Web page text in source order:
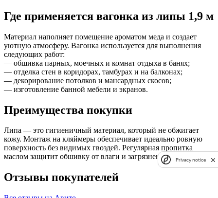
Где применяется вагонка из липы 1,9 м
Материал наполняет помещение ароматом меда и создает
уютную атмосферу. Вагонка используется для выполнения
следующих работ:
— обшивка парных, моечных и комнат отдыха в банях;
— отделка стен в коридорах, тамбурах и на балконах;
— декорирование потолков и мансардных скосов;
— изготовление банной мебели и экранов.
Преимущества покупки
Липа — это гигиеничный материал, который не обжигает
кожу. Монтаж на кляймеры обеспечивает идеально ровную
поверхность без видимых гвоздей. Регулярная пропитка
маслом защитит обшивку от влаги и загрязнений.
Отзывы покупателей
Privacy notice